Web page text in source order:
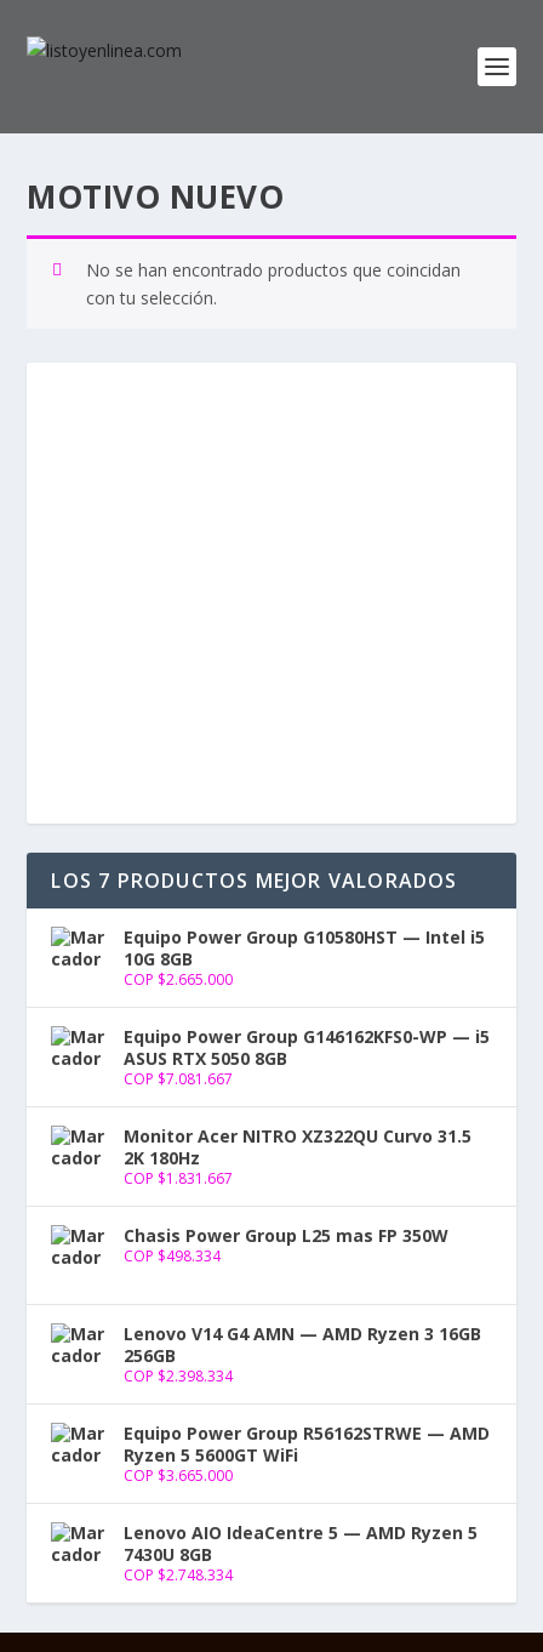
MOTIVO NUEVO
No se han encontrado productos que coincidan
con tu selección.
LOS 7 PRODUCTOS MEJOR VALORADOS
Equipo Power Group G10580HST — Intel i5
10G 8GB
COP $2.665.000
Equipo Power Group G146162KFS0-WP — i5
ASUS RTX 5050 8GB
COP $7.081.667
Monitor Acer NITRO XZ322QU Curvo 31.5
2K 180Hz
COP $1.831.667
Chasis Power Group L25 mas FP 350W
COP $498.334
Lenovo V14 G4 AMN — AMD Ryzen 3 16GB
256GB
COP $2.398.334
Equipo Power Group R56162STRWE — AMD
Ryzen 5 5600GT WiFi
COP $3.665.000
Lenovo AIO IdeaCentre 5 — AMD Ryzen 5
7430U 8GB
COP $2.748.334